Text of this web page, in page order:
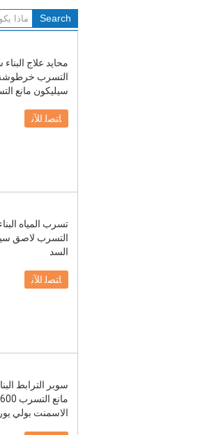
محايد علاج
التسرب خرطوشة
سيليكون مانع
ﺎﺘﺼﻟ ﺍﻶﻧ
تسرب المياه
التسرب لاصق
السد
ﺎﺘﺼﻟ ﺍﻶﻧ
سوبر الترابط
الاسمنت بولي